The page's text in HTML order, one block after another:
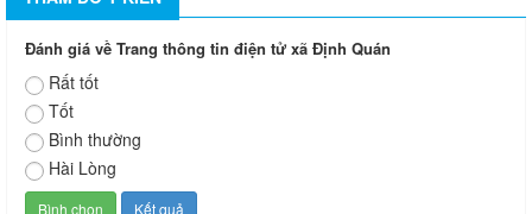
Đánh giá về Trang thông tin điện tử xã Định Quán
Rất tốt
Tốt
Bình thường
Hài Lòng